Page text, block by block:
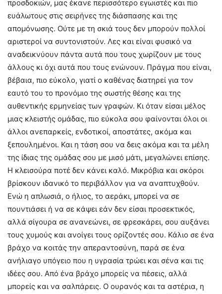
προσδοκιών, μας έκανε περισσότερο εγωιστές και πιο
ευάλωτους στις σειρήνες της διάσπασης και της
απομόνωσης. Ούτε με τη σκιά τους δεν μπορούν πολλοί
αριστεροί να συντονιστούν. Λες και είναι φυσικό να
αναδεικνύουν πάντα αυτά που τους χωρίζουν με τους
άλλους κι όχι αυτά που τους ενώνουν. Πράγμα που είναι,
βέβαια, πιο εύκολο, γιατί ο καθένας διατηρεί για τον
εαυτό του το προνόμιο της σωστής θέσης και της
αυθεντικής ερμηνείας των γραφών. Κι όταν είσαι μέλος
μιας κλειστής ομάδας, πιο εύκολα σου φαίνονται όλοι οι
άλλοι ανεπαρκείς, ενδοτικοί, αποστάτες, ακόμα και
ξεπουλημένοι. Και η τάση σου να δεις ακόμα και τα μέλη
της ίδιας της ομάδας σου με μισό μάτι, μεγαλώνει επίσης.
Η κλεισούρα ποτέ δεν κάνει καλό. Μικρόβια και σκόροι
βρίσκουν ιδανικό το περιβάλλον για να αναπτυχθούν.
Ενώ η απλωσιά, ο ήλιος, το αεράκι, μπορεί να σε
πουντιάσει ή να σε κάψει εάν δεν είσαι προσεκτικός,
αλλά σίγουρα σε ανανεώνει, σε φρεσκάρει, σου αυξάνει
τους χυμούς και ανοίγει τους ορίζοντές σου. Κάλιο σε ένα
βράχο να κοιτάς την απεραντοσύνη, παρά σε ένα
ανήλιαγο υπόγειο που η υγρασία τρώει και σένα και τις
ιδέες σου. Από ένα βράχο μπορείς να πέσεις, αλλά
μπορείς και να σαλπάρεις. Ο ουρανός και τα αστέρια, η